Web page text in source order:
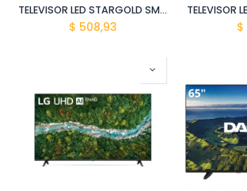
TELEVISOR LED STARGOLD SMART TV 55" 4K UHD ANDROID SOC55PEUHD
$ 508,93 $